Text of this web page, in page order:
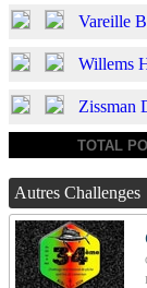
Vareille
Willems
Zissman
TOTAL
Autres Challenges